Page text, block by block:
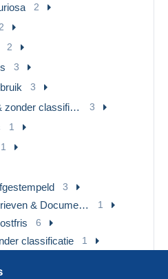
2
2
3
3
Andere & zonder classificatie 3
1
1
3
1859-1959 Brieven & Documenten 1
6
classificatie 1